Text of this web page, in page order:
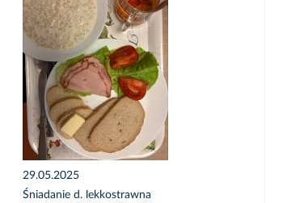
29.05.2025
Śniadanie d. lekkostrawna